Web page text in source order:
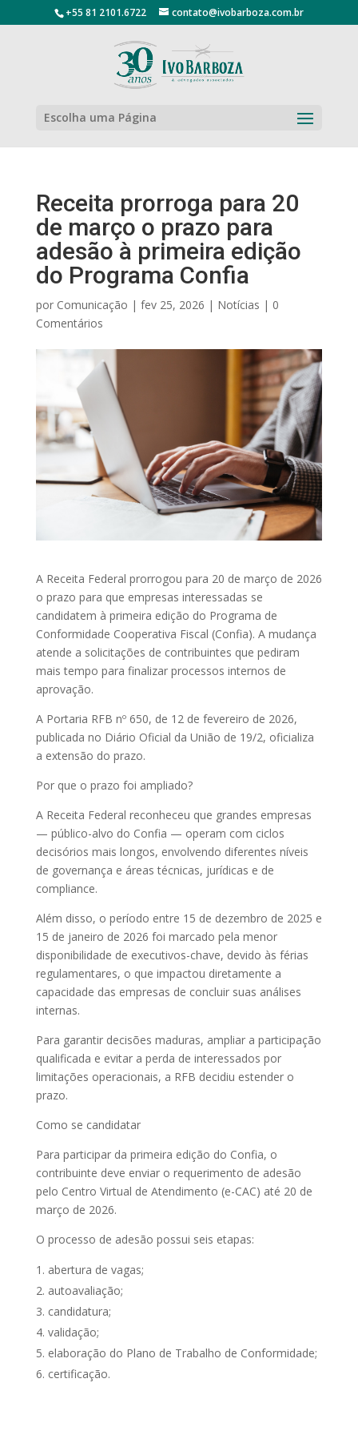
+55 81 2101.6722 contato@ivobarboza.com.br
Escolha uma Página
Receita prorroga para 20
de março o prazo para
adesão à primeira edição
do Programa Confia
por Comunicação | fev 25, 2026 | Notícias | 0
Comentários
A Receita Federal prorrogou para 20 de março de 2026
o prazo para que empresas interessadas se
candidatem à primeira edição do Programa de
Conformidade Cooperativa Fiscal (Confia). A mudança
atende a solicitações de contribuintes que pediram
mais tempo para finalizar processos internos de
aprovação.
A Portaria RFB nº 650, de 12 de fevereiro de 2026,
publicada no Diário Oficial da União de 19/2, oficializa
a extensão do prazo.
Por que o prazo foi ampliado?
A Receita Federal reconheceu que grandes empresas
— público-alvo do Confia — operam com ciclos
decisórios mais longos, envolvendo diferentes níveis
de governança e áreas técnicas, jurídicas e de
compliance.
Além disso, o período entre 15 de dezembro de 2025 e
15 de janeiro de 2026 foi marcado pela menor
disponibilidade de executivos-chave, devido às férias
regulamentares, o que impactou diretamente a
capacidade das empresas de concluir suas análises
internas.
Para garantir decisões maduras, ampliar a participação
qualificada e evitar a perda de interessados por
limitações operacionais, a RFB decidiu estender o
prazo.
Como se candidatar
Para participar da primeira edição do Confia, o
contribuinte deve enviar o requerimento de adesão
pelo Centro Virtual de Atendimento (e-CAC) até 20 de
março de 2026.
O processo de adesão possui seis etapas:
abertura de vagas;
autoavaliação;
candidatura;
validação;
elaboração do Plano de Trabalho de Conformidade;
certificação.